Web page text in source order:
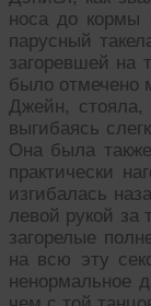
носа до кормы
парусный
загоревшей на
было отмечено
Джейн, стояла,
выгибаясь
Она была
практически
изгибалась
левой рукой
загорелые
на всю эту
ненормальное